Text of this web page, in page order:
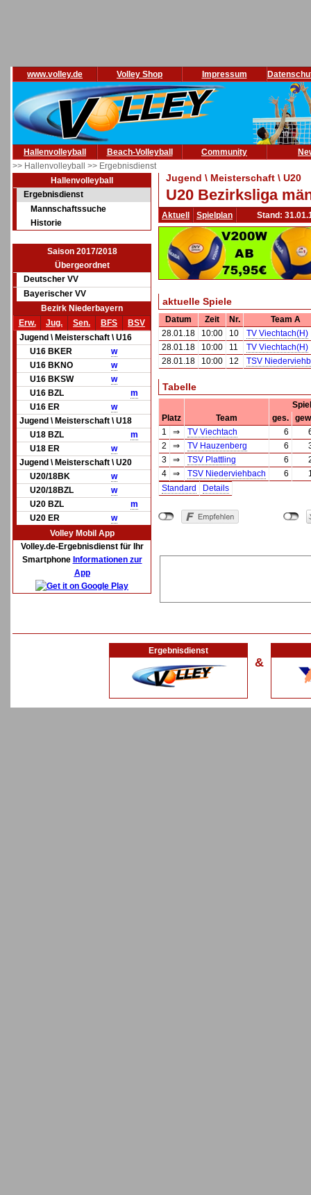
www.volley.de Volley Shop Impressum
Hallenvolleyball Beach-Volleyball Community
>> Hallenvolleyball >> Ergebnisdienst
Hallenvolleyball
Ergebnisdienst
Mannschaftssuche
Historie
Saison 2017/2018
Übergeordnet
Deutscher VV
Bayerischer VV
Bezirk Niederbayern
Erw.
Jug. Sen. BFS
BSV
Jugend \ Meisterschaft \ U16
U16 BKER
w
U16 BKNO
w
U16 BKSW
w
U16 BZL
m
U16 ER
w
Jugend \ Meisterschaft \ U18
U18 BZL
m
U18 ER
w
Jugend \ Meisterschaft \ U20
U20/18BK
w
U20/18BZL
w
U20 BZL
m
U20 ER
w
Volley Mobil App
Volley.de-Ergebnisdienst für Ihr
Smartphone Informationen zur
App
Jugend \ Meisterschaft \ U20
U20 Bezirksliga
Aktuell Spielplan Stand:
aktuelle Spiele
Datum Zeit Nr.
Team A
28.01.18
10:00 10
TV Viechtach(H)
28.01.18
10:00 11
TV Viechtach(H)
28.01.18
10:00 12 TSV
Tabelle
Platz
Team ges.
1
⇒ TV Viechtach 6
2
⇒ TV Hauzenberg 6
3
⇒ TSV Plattling 6
4
⇒ TSV Niederviehbach 6
Standard
Details
Ergebnisdienst
&